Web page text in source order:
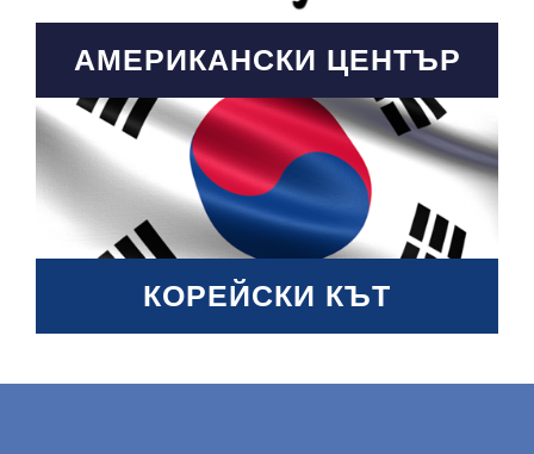
АМЕРИКАНСКИ ЦЕНТЪР
КОРЕЙСКИ КЪТ